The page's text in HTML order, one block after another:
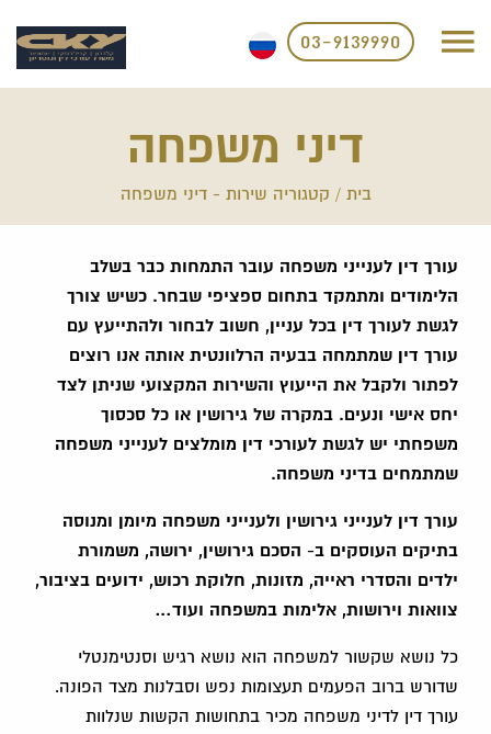
03-9139990
דיני משפחה
בית / קטגוריה שירות - דיני משפחה
עורך דין לענייני משפחה עובר התמחות כבר בשלב
הלימודים ומתמקד בתחום ספציפי שבחר. כשיש צורך
לגשת לעורך דין בכל עניין, חשוב לבחור ולהתייעץ עם
עורך דין שמתמחה בבעיה הרלוונטית אותה אנו רוצים
לפתור ולקבל את הייעוץ והשירות המקצועי שניתן לצד
יחס אישי ונעים. במקרה של גירושין או כל סכסוך
משפחתי יש לגשת לעורכי דין מומלצים לענייני משפחה
שמתמחים בדיני משפחה.
עורך דין לענייני גירושין ולענייני משפחה מיומן ומנוסה
בתיקים העוסקים ב- הסכם גירושין, ירושה, משמורת
ילדים והסדרי ראייה, מזונות, חלוקת רכוש, ידועים בציבור,
צוואות וירושות, אלימות במשפחה ועוד…
כל נושא שקשור למשפחה הוא נושא רגיש וסנטימנטלי
שדורש ברוב הפעמים תעצומות נפש וסבלנות מצד הפונה.
עורך דין לדיני משפחה מכיר בתחושות הקשות שנלוות